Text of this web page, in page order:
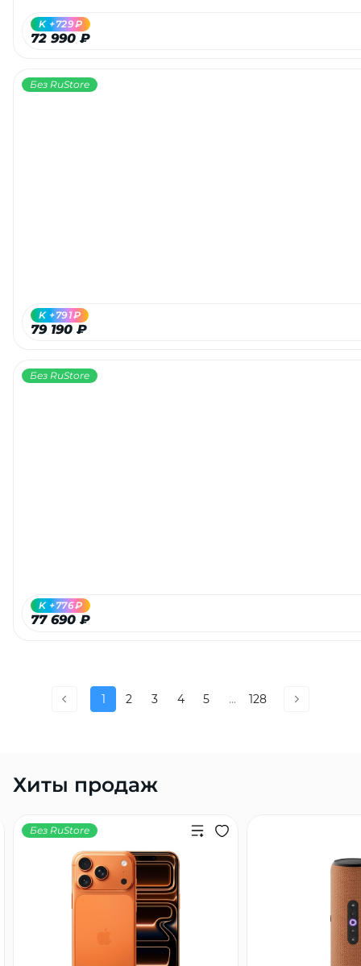
72 990 ₽
K +729₽
Без RuStore
79 190 ₽
K +791₽
Без RuStore
77 690 ₽
K +776₽
1 2 3 4 5 ... 128
Хиты продаж
Без RuStore